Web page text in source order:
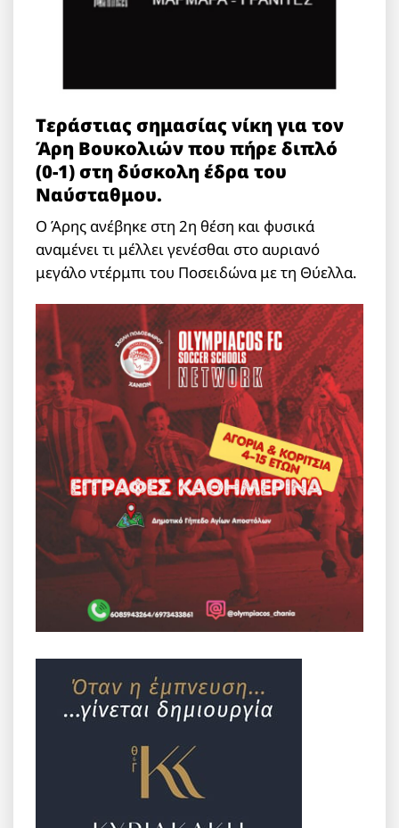
Tεράστιας σημασίας νίκη για τον
Άρη Βουκολιών που πήρε διπλό
(0-1) στη δύσκολη έδρα του
Ναύσταθμου.
Ο Άρης ανέβηκε στη 2η θέση και φυσικά
αναμένει τι μέλλει γενέσθαι στο αυριανό
μεγάλο ντέρμπι του Ποσειδώνα με τη Θύελλα.